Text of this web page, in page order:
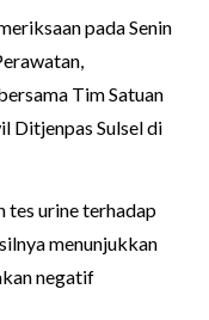
pada Senin
Tim Satuan
Ditjenpas Sulsel di
tes urine terhadap
menunjukkan
negatif